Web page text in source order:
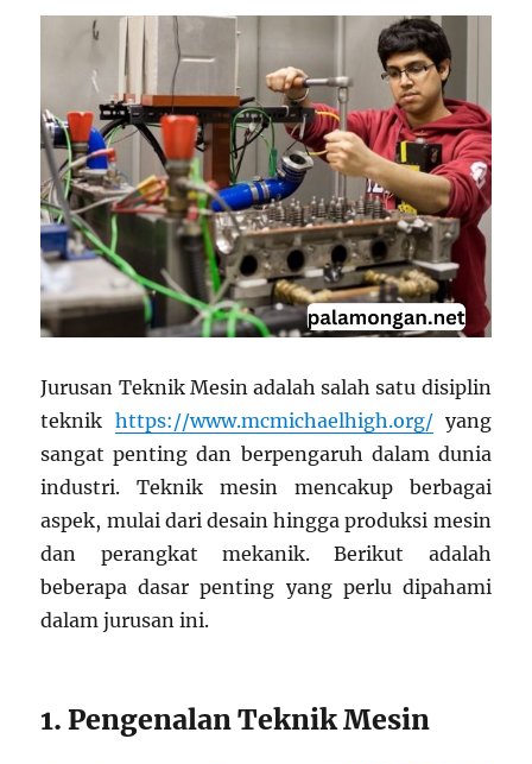
Jurusan Teknik Mesin adalah salah satu disiplin
teknik https://www.mcmichaelhigh.org/yang
sangat penting dan berpengaruh dalam dunia
industri. Teknik mesin mencakup berbagai
aspek, mulai dari desain hingga produksi mesin
dan perangkat mekanik. Berikut adalah
beberapa dasar penting yang perlu dipahami
dalam jurusan ini.
1. Pengenalan Teknik Mesin